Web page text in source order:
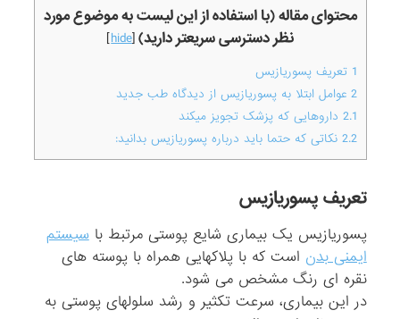
محتوای مقاله (با استفاده از این لیست به موضوع مورد
نظر دسترسی سریعتر دارید)[
hide
]
1 تعریف پسوریازیس
2 عوامل ابتلا به پسوریازیس از دیدگاه طب جدید
2.1 داروهایی که پزشک تجویز میکند
2.2 نکاتی که حتما باید درباره پسوریازیس بدانید:
تعریف پسوریازیس
پسوریازیس یک بیماری شایع پوستی مرتبط باسیستم
ایمنی بدن است که با پلاکهایی همراه با پوسته های
نقره ای رنگ مشخص می شود.
در این بیماری، سرعت تکثیر و رشد سلولهای پوستی به